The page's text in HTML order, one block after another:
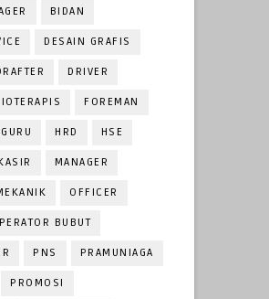
BIDAN
DESAIN GRAFIS
DRIVER
FOREMAN
GURU HRD HSE
MANAGER
OFFICER
BUBUT
PNS PRAMUNIAGA
PROMOSI